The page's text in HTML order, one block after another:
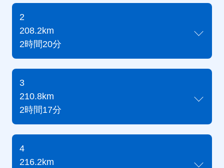
2
208.2km
2時間20分
3
210.8km
2時間17分
4
216.2km